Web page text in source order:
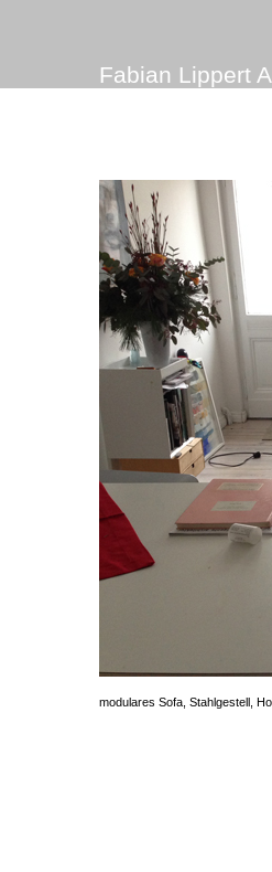
Fabian Lippert
modulares Sofa, Stahlgestell,